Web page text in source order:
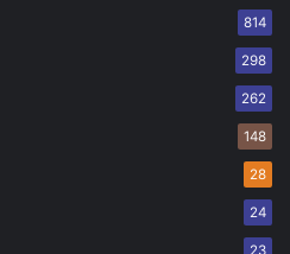
814
298
262
148
28
24